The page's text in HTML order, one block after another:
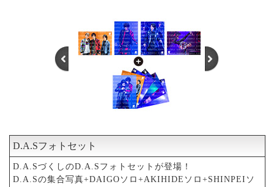
D.A.Sフォトセット
D.A.SづくしのD.A.Sフォトセットが登場！
D.A.Sの集合写真+DAIGOソロ+AKIHIDEソロ+SHINPEIソ